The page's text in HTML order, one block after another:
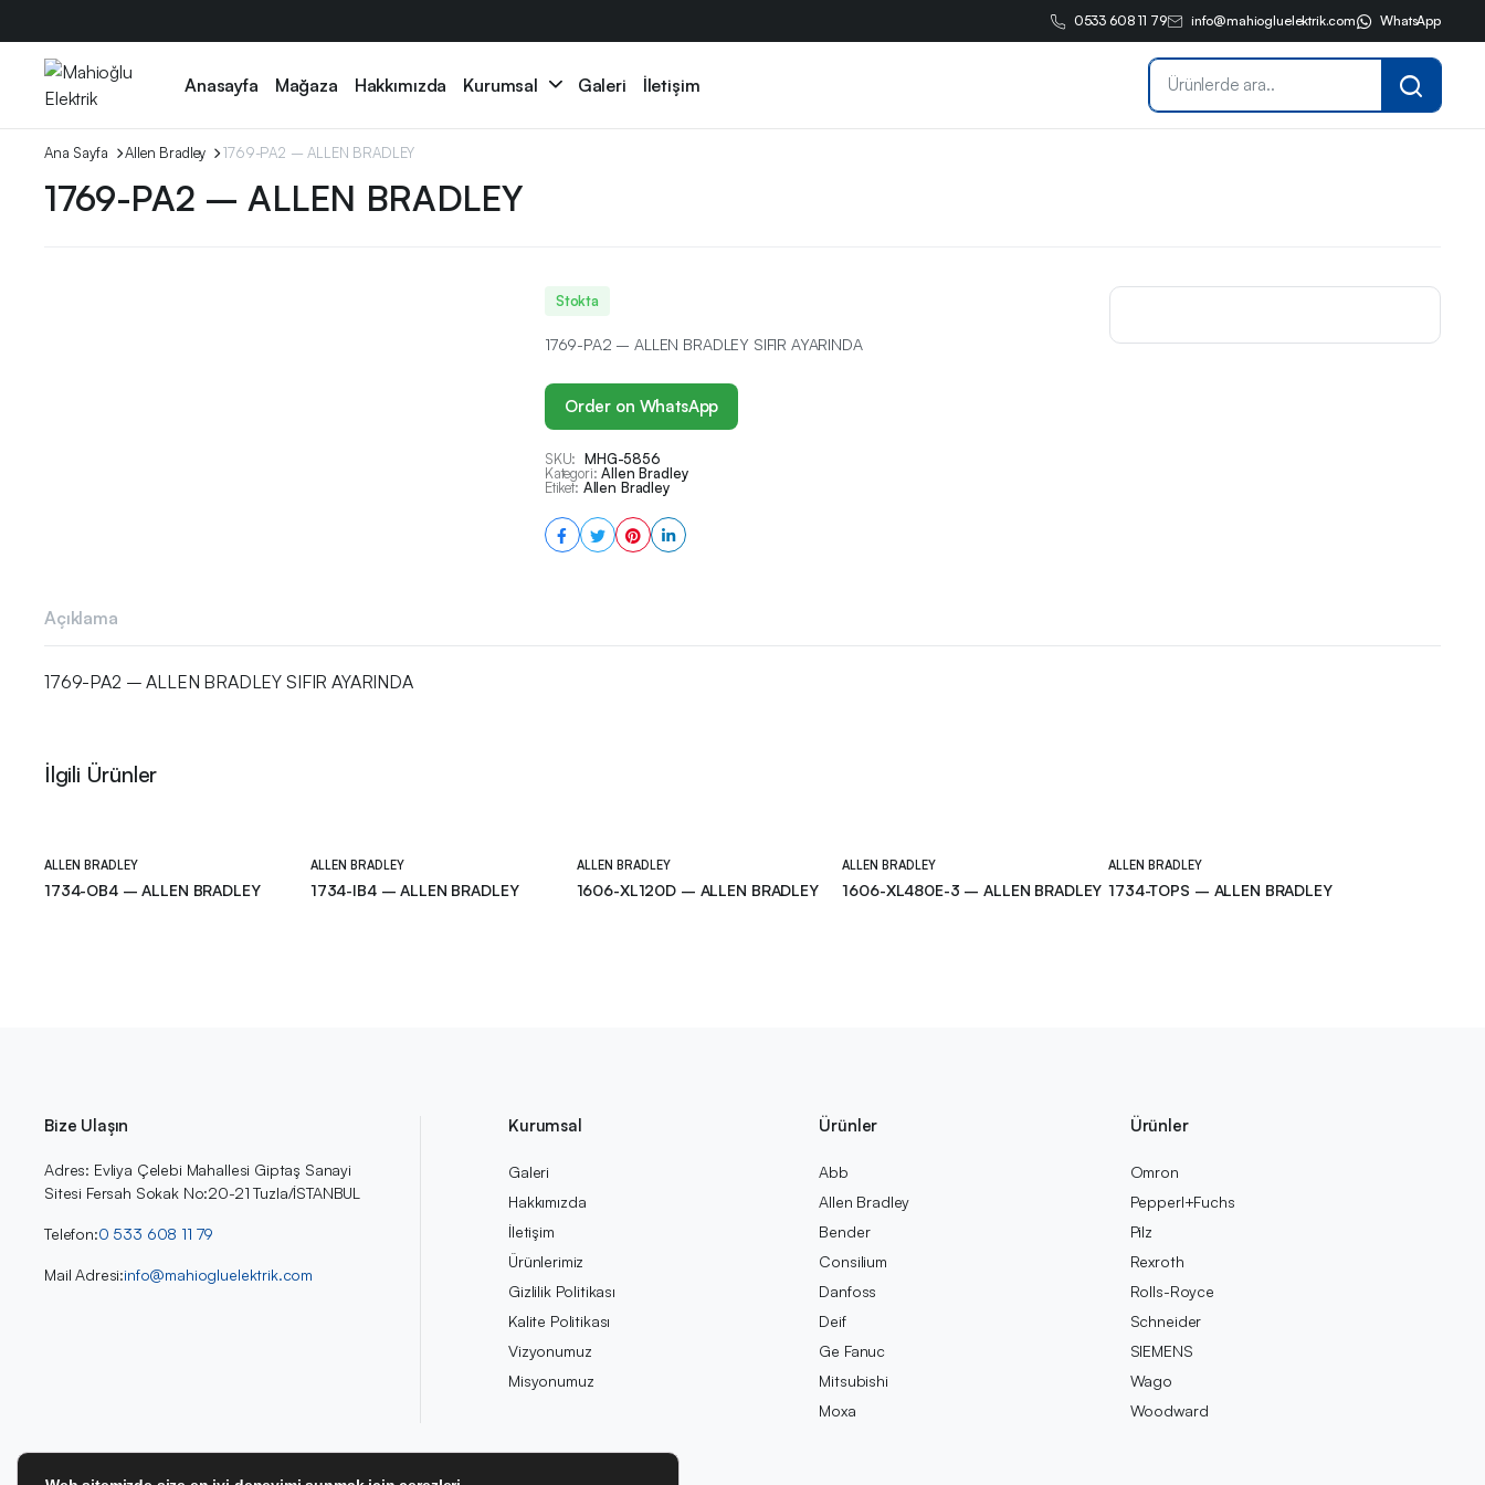
0533 608 11 79 info@mahiogluelektrik.com WhatsApp
Anasayfa Mağaza Hakkımızda Kurumsal Galeri İletişim
Ana Sayfa Allen Bradley 1769-PA2 – ALLEN BRADLEY
1769-PA2 – ALLEN BRADLEY
Stokta
1769-PA2 – ALLEN BRADLEY SIFIR AYARINDA
Order on WhatsApp
SKU: MHG-5856
Kategori: Allen Bradley
Etiket: Allen Bradley
Açıklama
1769-PA2 – ALLEN BRADLEY SIFIR AYARINDA
İlgili Ürünler
ALLEN BRADLEY
1734-OB4 – ALLEN BRADLEY
ALLEN BRADLEY
1734-IB4 – ALLEN BRADLEY
ALLEN BRADLEY
1606-XL120D – ALLEN BRADLEY
ALLEN BRADLEY
1606-XL480E-3 – ALLEN BRADLEY
ALLEN BRADLEY
1734-TOPS – ALLEN BRADLEY
Bize Ulaşın
Adres: Evliya Çelebi Mahallesi Giptaş Sanayi
Sitesi Fersah Sokak No:20-21 Tuzla/İSTANBUL
Telefon:0 533 608 11 79
Mail Adresi:info@mahiogluelektrik.com
Kurumsal
Galeri
Hakkımızda
İletişim
Ürünlerimiz
Gizlilik Politikası
Kalite Politikası
Vizyonumuz
Misyonumuz
Ürünler
Abb
Allen Bradley
Bender
Consilium
Danfoss
Deif
Ge Fanuc
Mitsubishi
Moxa
Ürünler
Omron
Pepperl+Fuchs
Pilz
Rexroth
Rolls-Royce
Schneider
SIEMENS
Wago
Woodward